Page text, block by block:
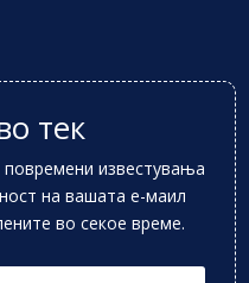
тек
известувања
на вашата е-маил
во секое време.